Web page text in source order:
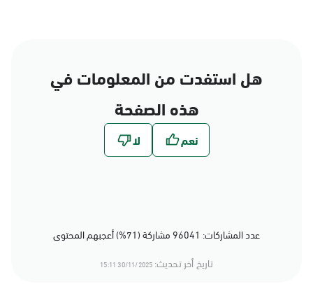
هل استفدت من المعلومات في
هذه الصفحة
عدد المشاركات: 96041 مشاركة (71%) أعجبهم المحتوى
تاريخ أخر تحديث: 30/11/2025 15:11